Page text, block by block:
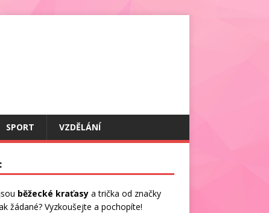
SPORT VZDĚLÁNÍ
běžecké kraťasya trička od značky
žádané? Vyzkoušejte a pochopíte!